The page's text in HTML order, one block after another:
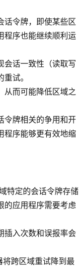
话令牌，即使某些区
程序也能继续顺利运
会话一致性（读取写
试。
从而可能降低区域之
令牌相关的争用和开
程序能够更有效地缩
特定的会话令牌存储
的应用程序需要考虑
插入次数和误报率会
跨区域重试降到最